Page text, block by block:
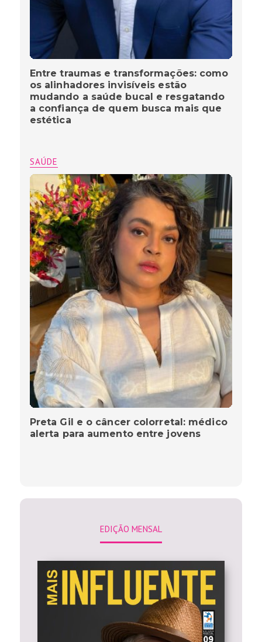
Entre traumas e transformações: como
os alinhadores invisíveis estão
mudando a saúde bucal e resgatando
a confiança de quem busca mais que
estética
SAÚDE
Preta Gil e o câncer colorretal: médico
alerta para aumento entre jovens
EDIÇÃO MENSAL